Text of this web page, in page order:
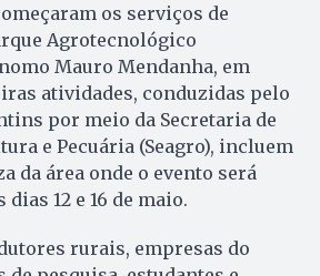
os serviços de
Agrotecnológico
Mauro Mendanha, em
atividades, conduzidas pelo
por meio da Secretaria de
e Pecuária (Seagro), incluem
da área onde o evento será
12 e 16 de maio.
rurais, empresas do